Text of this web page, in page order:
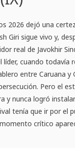
2026 dejó una
Giri sigue vivo y,
real de Javokhir
líder, cuando todavía
entre Caruana y
Pero el
y nunca logró
tenía que ir por el
crítico